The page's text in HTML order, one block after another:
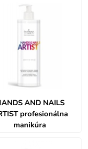
AND NAILS
profesionálna
manikúra